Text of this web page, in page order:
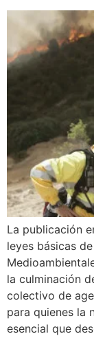
La publicación
leyes básicas
la culminación
colectivo de
para quienes la
esencial que